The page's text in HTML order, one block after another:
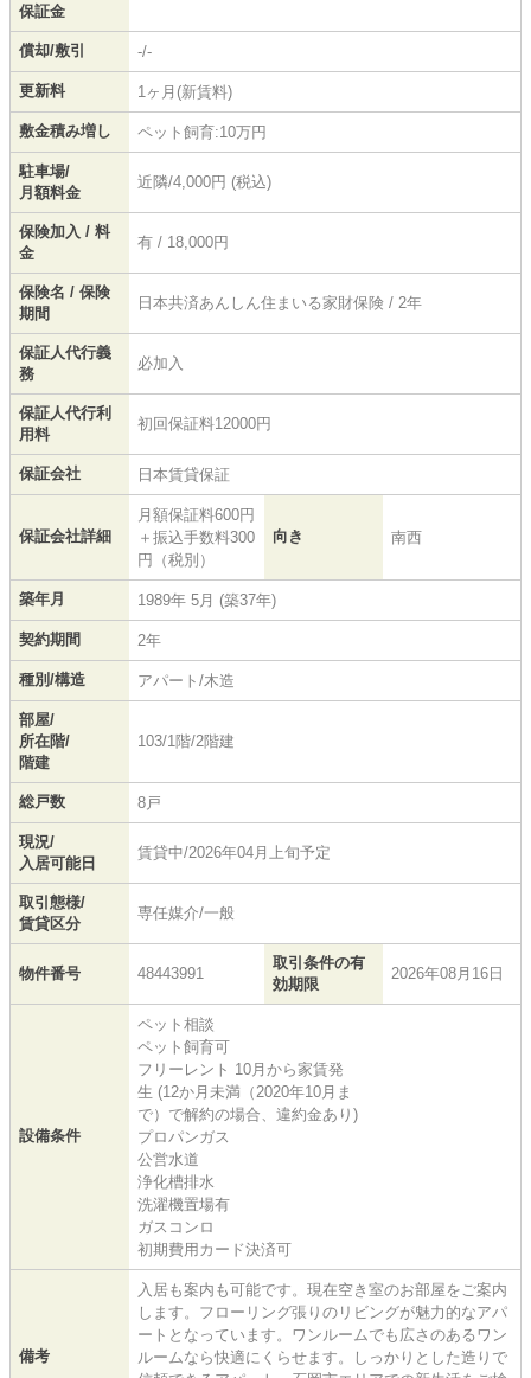
保証金
償却/敷引 -/-
更新料 1ヶ月(新賃料)
敷金積み増し ペット飼育:10万円
駐車場/
月額料金
近隣/4,000円 (税込)
保険加入 / 料
金
有 / 18,000円
保険名 / 保険
期間
日本共済あんしん住まいる家財保険 / 2年
保証人代行義
務
必加入
保証人代行利
用料
初回保証料12000円
保証会社 日本賃貸保証
保証会社詳細
月額保証料600円
＋振込手数料300
円（税別）
向き 南西
築年月 1989年 5月 (築37年)
契約期間 2年
種別/構造 アパート/木造
部屋/
所在階/
階建
103/1階/2階建
総戸数 8戸
現況/
入居可能日
賃貸中/2026年04月上旬予定
取引態様/
賃貸区分
専任媒介/一般
物件番号 48443991
取引条件の有
効期限
2026年08月16日
設備条件
ペット相談
ペット飼育可
フリーレント 10月から家賃発
生 (12か月未満（2020年10月ま
で）で解約の場合、違約金あり)
プロパンガス
公営水道
浄化槽排水
洗濯機置場有
ガスコンロ
初期費用カード決済可
備考
入居も案内も可能です。現在空き室のお部屋をご案内
します。フローリング張りのリビングが魅力的なアパ
ートとなっています。ワンルームでも広さのあるワン
ルームなら快適にくらせます。しっかりとした造りで